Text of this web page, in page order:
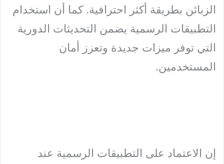
الزبائن بطريقة أكثر احترافية. كما أن استخدام
التطبيقات الرسمية يضمن التحديثات الدورية
التي توفر ميزات جديدة وتعزز أمان
المستخدمين.
إن الاعتماد على التطبيقات الرسمية عند